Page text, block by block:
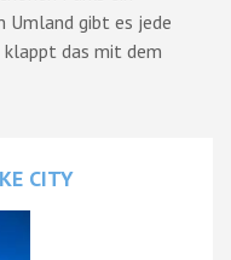
Umland gibt es jede
klappt das mit dem
CITY